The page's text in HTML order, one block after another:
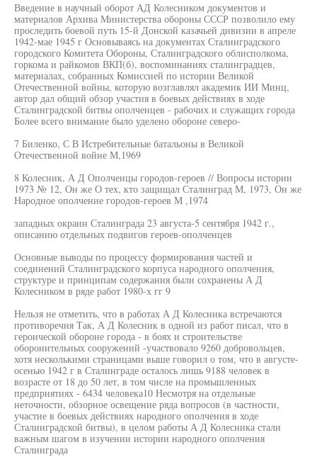
Введение в научный оборот АД Колесником документов и
материалов Архива Министерства обороны СССР позволило ему
проследить боевой путь 15-й Донской казачьей дивизии в апреле
1942-мае 1945 г Основываясь на документах Сталинградского
городского Комитета Обороны, Сталинградского облисполкома,
горкома и райкомов ВКП(б), воспоминаниях сталинградцев,
материалах, собранных Комиссией по истории Великой
Отечественной войны, которую возглавлял академик ИИ Минц,
автор дал общий обзор участия в боевых действиях в ходе
Сталинградской битвы ополченцев - рабочих и служащих города
Более всего внимание было уделено обороне северо-
7 Биленко, С В Истребительные батальоны в Великой
Отечественной войне М,1969
8 Колесник, А Д Ополченцы городов-героев // Вопросы истории
1973 № 12, Он же О тех, кто защищал Сталинград М, 1973, Он же
Народное ополчение городов-героев М ,1974
западных окраин Сталинграда 23 августа-5 сентября 1942 г.,
описанию отдельных подвигов героев-ополченцев
Основные выводы по процессу формирования частей и
соединений Сталинградского корпуса народного ополчения,
структуре и принципам содержания были сохранены А Д
Колесником в ряде работ 1980-х гг 9
Нельзя не отметить, что в работах А Д Колесника встречаются
противоречия Так, А Д Колесник в одной из работ писал, что в
героической обороне города - в боях и строительстве
оборонительных сооружений -участвовало 9260 добровольцев,
хотя несколькими страницами выше говорил о том, что в августе-
осенью 1942 г в Сталинграде осталось лишь 9188 человек в
возрасте от 18 до 50 лет, в том числе на промышленных
предприятиях - 6434 человека10 Несмотря на отдельные
неточности, обзорное освещение ряда вопросов (в частности,
участие в боевых действиях народного ополчения в ходе
Сталинградской битвы), в целом работы А Д Колесника стали
важным шагом в изучении истории народного ополчения
Сталинграда